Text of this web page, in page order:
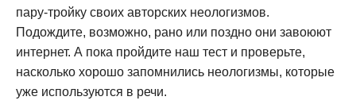
пару-тройку своих авторских неологизмов.
Подождите, возможно, рано или поздно они завоюют
интернет. А пока пройдите наш тест и проверьте,
насколько хорошо запомнились неологизмы, которые
уже используются в речи.